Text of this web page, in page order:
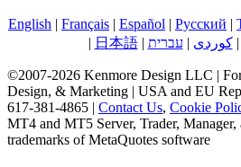
English | Français | Español | Русский |
| 日本語| עברית | کوردی|
©2007-2026 Kenmore Design LLC |
Design, & Marketing | USA and EU
617-381-4865 | Contact Us, Cookie
MT4 and MT5 Server, Trader, Manager,
trademarks of MetaQuotes software